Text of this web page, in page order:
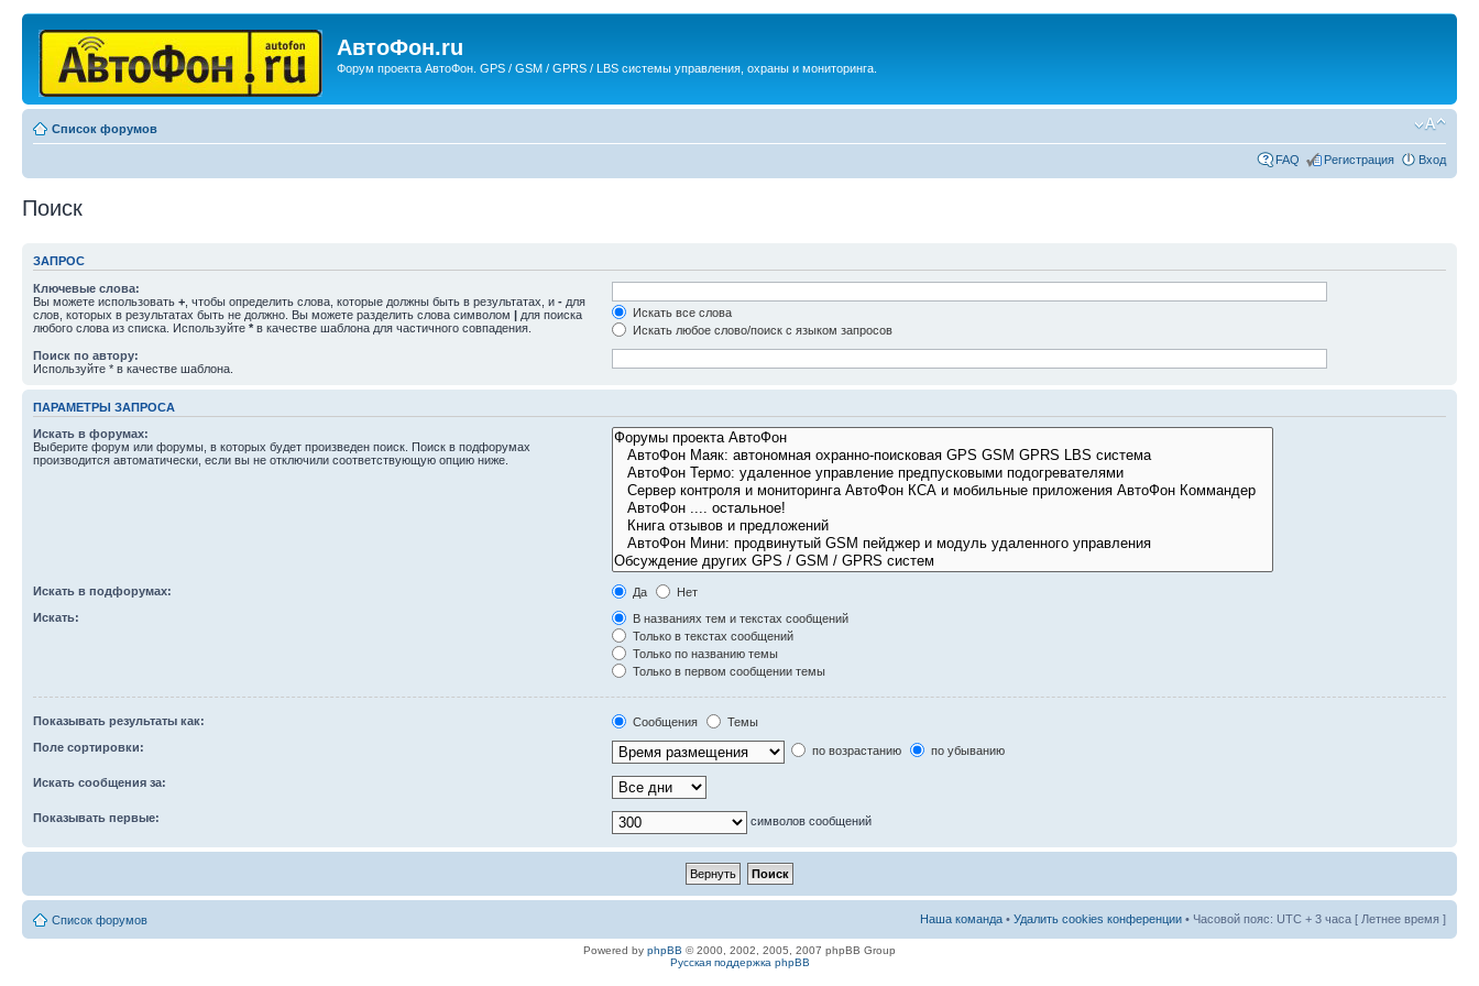
АвтоФон.ru
Форум проекта АвтоФон. GPS / GSM / GPRS / LBS системы управления, охраны и мониторинга.
Список форумов
FAQ Регистрация Вход
Поиск
ЗАПРОС
Ключевые слова:
Вы можете использовать + , чтобы определить слова, которые должны быть в результатах, и - для
слов, которых в результатах быть не должно. Вы можете разделить слова символом | для поиска
любого слова из списка. Используйте * в качестве шаблона для частичного совпадения.
Искать все слова
Искать любое слово/поиск с языком запросов
Поиск по автору:
Используйте * в качестве шаблона.
ПАРАМЕТРЫ ЗАПРОСА
Искать в форумах:
Выберите форум или форумы, в которых будет произведен поиск. Поиск в подфорумах
производится автоматически, если вы не отключили соответствующую опцию ниже.
Искать в подфорумах: Да
Нет
Искать:
В названиях тем и текстах сообщений
Только в текстах сообщений
Только по названию темы
Только в первом сообщении темы
Показывать результаты как: Сообщения
Темы
Поле сортировки:
по возрастанию по убыванию
Искать сообщения за:
Показывать первые: символов сообщений
Список форумов Наша команда • Удалить cookies конференции • Часовой пояс: UTC + 3 часа [ Летнее время ]
Powered by phpBB © 2000, 2002, 2005, 2007 phpBB Group
Русская поддержка phpBB